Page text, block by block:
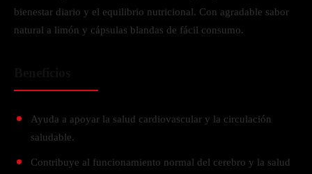
bienestar diario y el equilibrio nutricional. Con agradable sabor
natural a limón y cápsulas blandas de fácil consumo.
Ayuda a apoyar la salud cardiovascular y la circulación
saludable.
Contribuye al funcionamiento normal del cerebro y la salud